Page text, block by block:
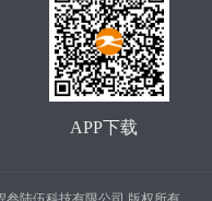
APP下载